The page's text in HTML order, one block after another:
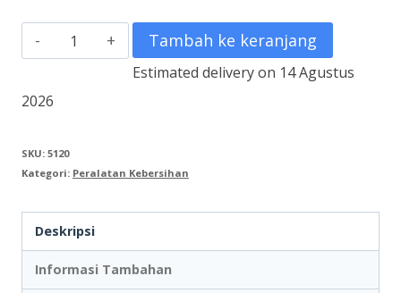
Kuantitas
Guarder
Aktif
500
mL
Tambah ke keranjang
Estimated delivery on 14 Agustus
2026
SKU: 5120
Kategori: Peralatan Kebersihan
Deskripsi
Informasi Tambahan